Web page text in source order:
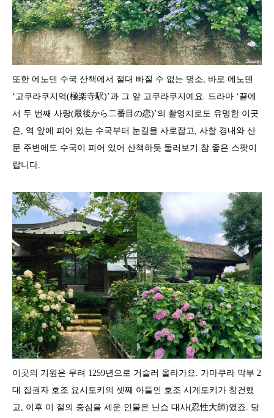
또한 에노덴 수국 산책에서 절대 빠질 수 없는 명소, 바로 에노덴
‘고쿠라쿠지역(極楽寺駅)’과 그 앞 고쿠라쿠지예요. 드라마 ‘끝에
서 두 번째 사랑(最後から二番目の恋)’의 촬영지로도 유명한 이곳
은, 역 앞에 피어 있는 수국부터 눈길을 사로잡고, 사찰 경내와 산
문 주변에도 수국이 피어 있어 산책하듯 둘러보기 참 좋은 스팟이
랍니다.
이곳의 기원은 무려 1259년으로 거슬러 올라가요. 가마쿠라 막부 2
대 집권자 호조 요시토키의 셋째 아들인 호조 시게토키가 창건했
고, 이후 이 절의 중심을 세운 인물은 닌쇼 대사(忍性大師)였죠. 당